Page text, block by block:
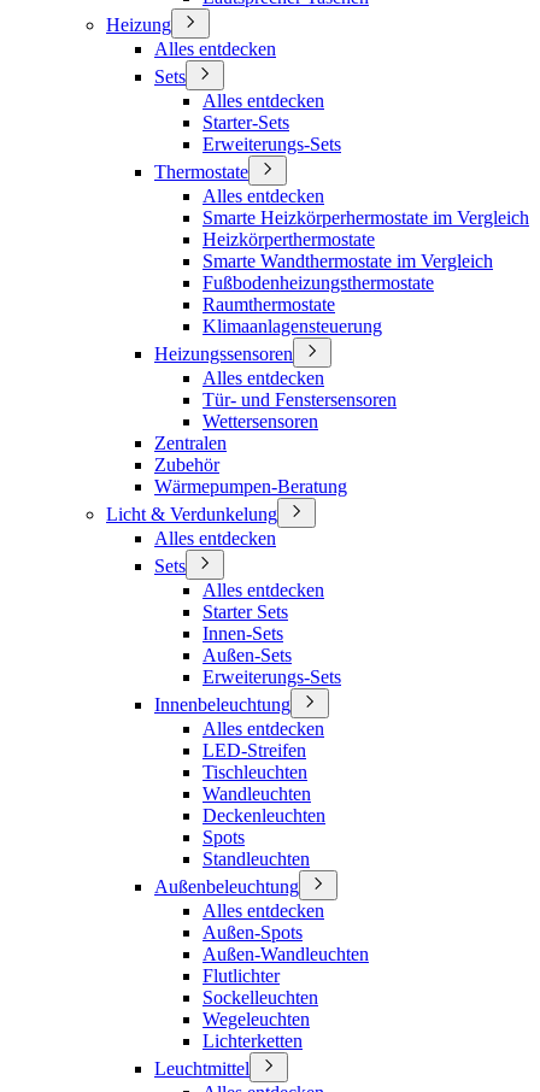
Heizung
Alles entdecken
Sets
Alles entdecken
Starter-Sets
Erweiterungs-Sets
Thermostate
Alles entdecken
Smarte Heizkörperhermostate im Vergleich
Heizkörperthermostate
Smarte Wandthermostate im Vergleich
Fußbodenheizungsthermostate
Raumthermostate
Klimaanlagensteuerung
Heizungssensoren
Alles entdecken
Tür- und Fenstersensoren
Wettersensoren
Zentralen
Zubehör
Wärmepumpen-Beratung
Licht & Verdunkelung
Alles entdecken
Sets
Alles entdecken
Starter Sets
Innen-Sets
Außen-Sets
Erweiterungs-Sets
Innenbeleuchtung
Alles entdecken
LED-Streifen
Tischleuchten
Wandleuchten
Deckenleuchten
Spots
Standleuchten
Außenbeleuchtung
Alles entdecken
Außen-Spots
Außen-Wandleuchten
Flutlichter
Sockelleuchten
Wegeleuchten
Lichterketten
Leuchtmittel